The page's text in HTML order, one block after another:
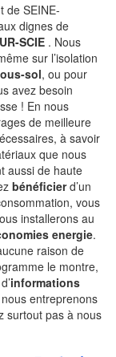
de SEINE-
dignes de
SCIE . Nous
sur l’isolation
sol, ou pour
avez besoin
! En nous
de meilleure
à savoir
que nous
aussi de haute
bénéficierd’un
vous
installerons au
energie.
raison de
le montre,
informations
entreprenons
surtout pas à nous